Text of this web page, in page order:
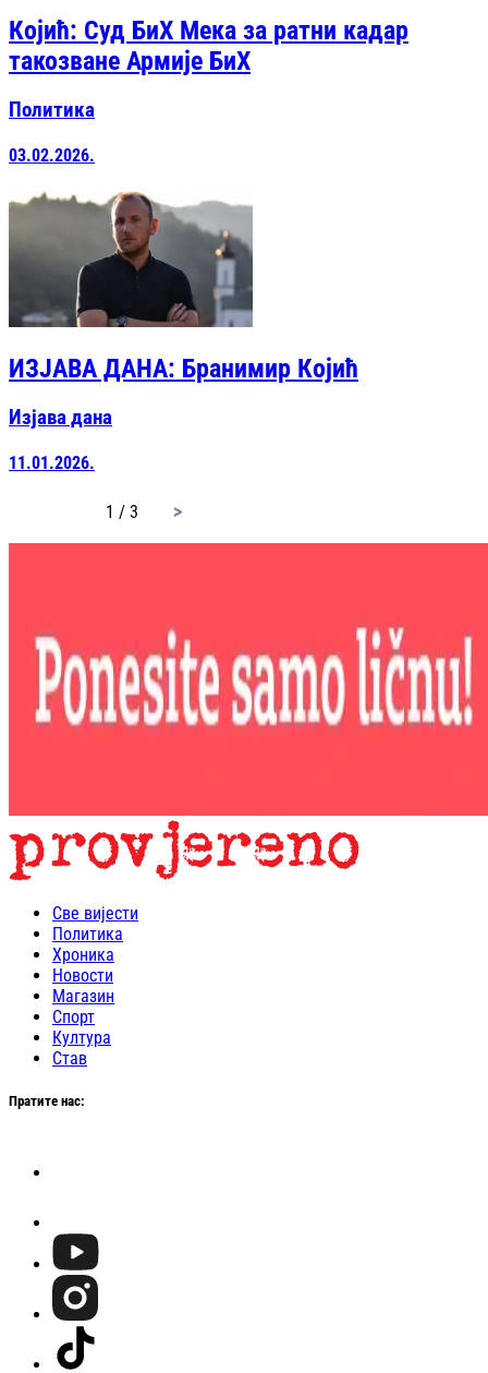
Којић: Суд БиХ Мека за ратни кадар
такозване Армије БиХ
Политика
03.02.2026.
ИЗЈАВА ДАНА: Бранимир Којић
Изјава дана
11.01.2026.
1 / 3 page
Све вијести
Политика
Хроника
Новости
Магазин
Спорт
Култура
Став
Пратите нас: